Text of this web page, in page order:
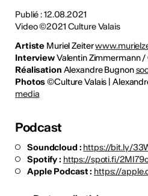
Publié : 12.08.2021
Video ©2021 Culture Valais
Artiste Muriel Zeiter
InterviewValentin Zimmermann /
Réalisation Alexandre Bugnon
Photos©Culture Valais |
media
Podcast
Soundcloud : https://bit.ly/
Spotify : https://spoti.fi/
Apple Podcast : https://